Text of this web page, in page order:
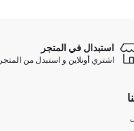
استبدال في المتجر
اشتري أونلاين و استبدل من المتجر